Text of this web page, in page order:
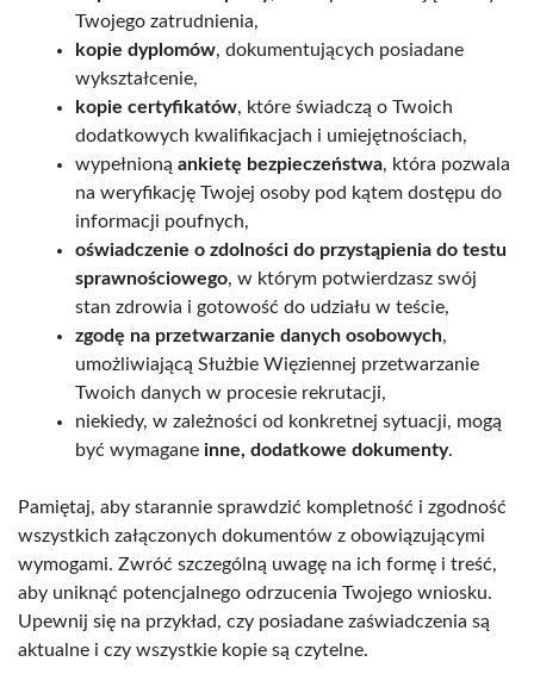
Twojego zatrudnienia,
kopie dyplomów, dokumentujących posiadane
wykształcenie,
kopie certyfikatów, które świadczą o Twoich
dodatkowych kwalifikacjach i umiejętnościach,
wypełnioną ankietę bezpieczeństwa, która pozwala
na weryfikację Twojej osoby pod kątem dostępu do
informacji poufnych,
oświadczenie o zdolności do przystąpienia do testu
sprawnościowego, w którym potwierdzasz swój
stan zdrowia i gotowość do udziału w teście,
zgodę na przetwarzanie danych osobowych,
umożliwiającą Służbie Więziennej przetwarzanie
Twoich danych w procesie rekrutacji,
niekiedy, w zależności od konkretnej sytuacji, mogą
być wymagane inne, dodatkowe dokumenty.
Pamiętaj, aby starannie sprawdzić kompletność i zgodność
wszystkich załączonych dokumentów z obowiązującymi
wymogami. Zwróć szczególną uwagę na ich formę i treść,
aby uniknąć potencjalnego odrzucenia Twojego wniosku.
Upewnij się na przykład, czy posiadane zaświadczenia są
aktualne i czy wszystkie kopie są czytelne.